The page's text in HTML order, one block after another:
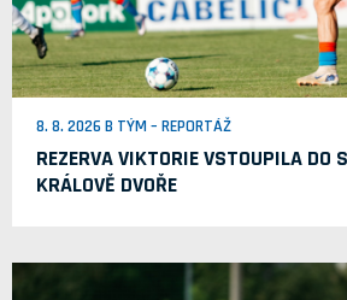
8. 8. 2026 B TÝM – REPORTÁŽ
REZERVA VIKTORIE VSTOUPILA DO
KRÁLOVĚ DVOŘE